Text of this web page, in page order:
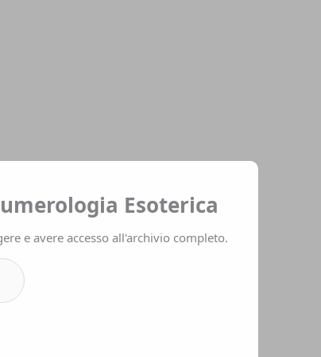
Esoterica
e avere accesso all'archivio completo.